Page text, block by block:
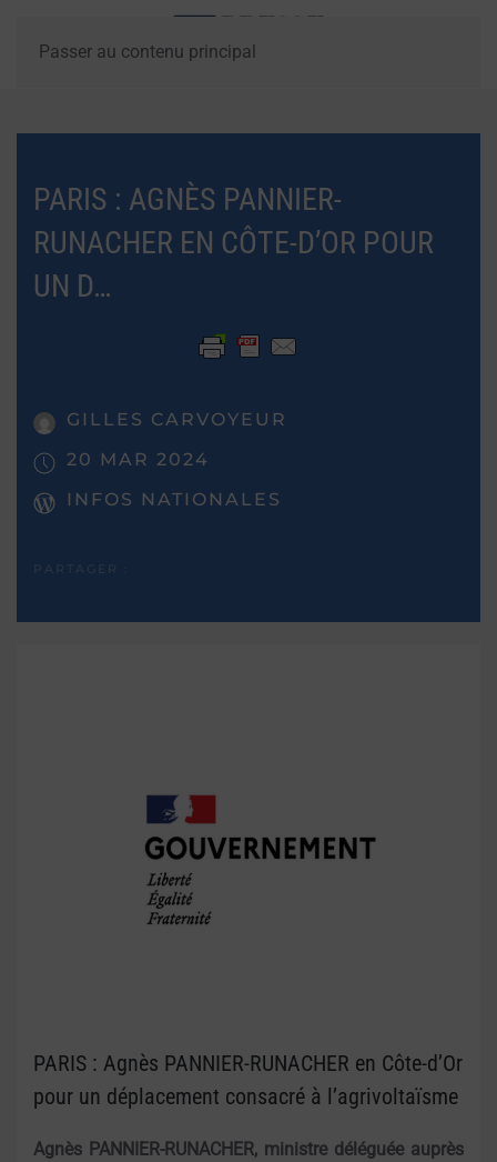
Passer au contenu principal
PARIS : AGNÈS PANNIER-
RUNACHER EN CÔTE-D’OR POUR
UN D…
GILLES CARVOYEUR
20 MAR 2024
INFOS NATIONALES
PARIS : Agnès PANNIER-RUNACHER en Côte-d’Or
pour un déplacement consacré à l’agrivoltaïsme
Agnès PANNIER-RUNACHER, ministre déléguée auprès